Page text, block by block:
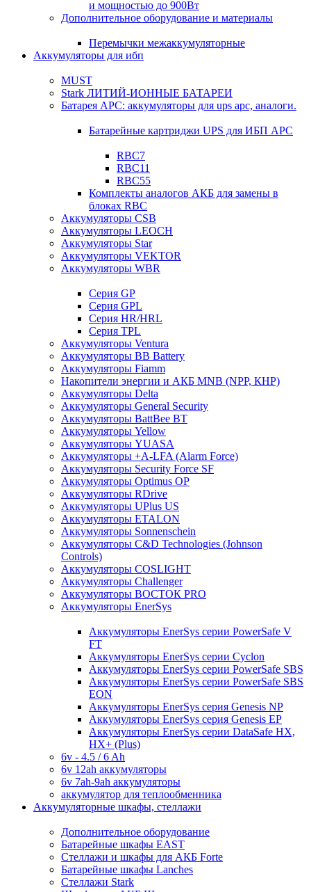
и мощностью до 900Вт
Дополнительное оборудование и материалы
Перемычки межаккумуляторные
Аккумуляторы для ибп
MUST
Stark ЛИТИЙ-ИОННЫЕ БАТАРЕИ
Батарея APC: аккумуляторы для ups apc, аналоги.
Батарейные картриджи UPS для ИБП APC
RBC7
RBC11
RBC55
Комплекты аналогов АКБ для замены в
блоках RBC
Аккумуляторы CSB
Аккумуляторы LEOCH
Аккумуляторы Star
Аккумуляторы VEKTOR
Аккумуляторы WBR
Cерия GP
Серия GPL
Серия HR/HRL
Серия TPL
Аккумуляторы Ventura
Аккумуляторы BB Battery
Аккумуляторы Fiamm
Накопители энергии и АКБ MNB (NPP, КНР)
Аккумуляторы Delta
Аккумуляторы General Security
Аккумуляторы BattBee BT
Аккумуляторы Yellow
Аккумуляторы YUASA
Аккумуляторы +A-LFA (Alarm Force)
Аккумуляторы Security Force SF
Аккумуляторы Optimus OP
Аккумуляторы RDrive
Аккумуляторы UPlus US
Аккумуляторы ETALON
Аккумуляторы Sonnenschein
Аккумуляторы С&D Technologies (Johnson
Controls)
Аккумуляторы COSLIGHT
Аккумуляторы Challenger
Аккумуляторы ВОСТОК PRO
Аккумуляторы EnerSys
Аккумуляторы EnerSys серии PowerSafe V
FT
Аккумуляторы EnerSys серии Cyclon
Аккумуляторы EnerSys серии PowerSafe SBS
Аккумуляторы EnerSys серии PowerSafe SBS
EON
Аккумуляторы EnerSys серия Genesis NP
Аккумуляторы EnerSys серия Genesis EP
Аккумуляторы EnerSys серии DataSafe HX,
HX+ (Plus)
6v - 4.5 / 6 Ah
6v 12ah аккумуляторы
6v 7ah-9ah аккумуляторы
аккумулятор для теплообменника
Аккумуляторные шкафы, стеллажи
Дополнительное оборудование
Батарейные шкафы EAST
Стеллажи и шкафы для АКБ Forte
Батарейные шкафы Lanches
Стеллажи Stark